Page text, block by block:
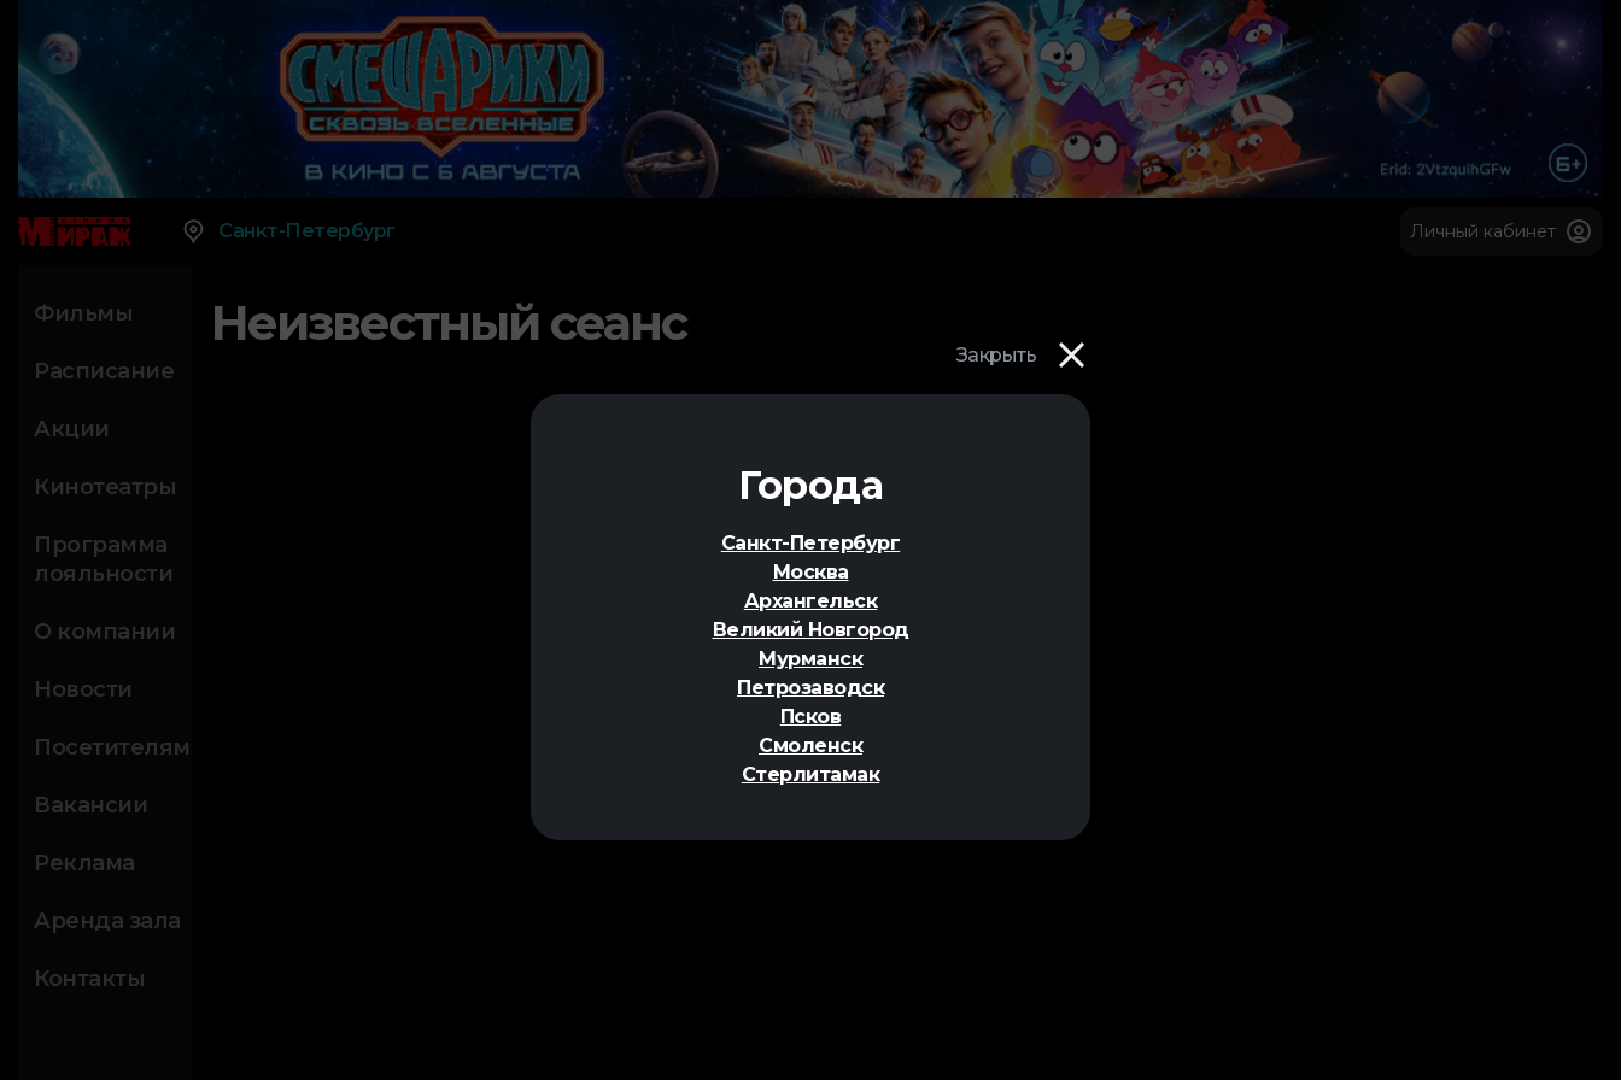
Закрыть
Города
Санкт-Петербург
Москва
Архангельск
Великий Новгород
Мурманск
Петрозаводск
Псков
Смоленск
Стерлитамак
Санкт-Петербург Личный кабинет
Фильмы
Расписание
Акции
Кинотеатры
Программа
лояльности
О компании
Новости
Посетителям
Вакансии
Реклама
Аренда зала
Контакты
Неизвестный сеанс